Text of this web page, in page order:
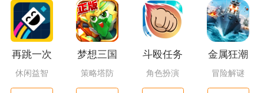
再跳一次
休闲益智
梦想三国
策略塔防
斗殴任务
角色扮演
金属狂潮
冒险解谜